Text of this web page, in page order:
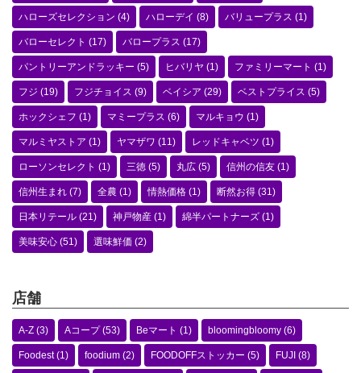
ハローズセレクション (4) ハローデイ (8) バリュープラス (1)
バローセレクト (17) バロープラス (17)
パントリーアンドラッキー (5) ヒバリヤ (1) ファミリーマート (1)
フジ (19) フジチョイス (9) ベイシア (29) ベストプライス (5)
ホックシェフ (1) マミープラス (6) マルキョウ (1)
マルミヤストア (1) ヤマザワ (11) レッドキャベツ (1)
ローソンセレクト (1) 三徳 (5) 丸広 (5) 信州の信友 (1)
信州生まれ (7) 全農 (1) 情熱価格 (1) 断然お得 (31)
日本リテール (21) 神戸物産 (1) 綿半パートナーズ (1)
美味安心 (51) 選味鮮価 (2)
店舗
A-Z (3) Aコープ(53) Beマート (1) bloomingbloomy (6)
Foodest(1) foodium (2) FOODOFFストッカー (5) FUJI (8)